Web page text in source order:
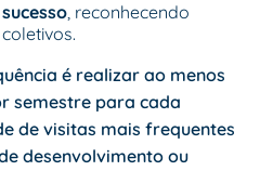
, reconhecendo
é realizar ao menos
semestre para cada
de visitas mais frequentes
desenvolvimento ou